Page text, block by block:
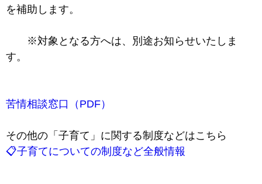
を補助します。
※対象となる方へは、別途お知らせいたしま
す。
苦情相談窓口（PDF）
その他の「子育て」に関する制度などはこちら
📋子育てについての制度など全般情報